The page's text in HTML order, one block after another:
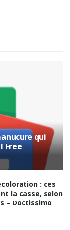
qui
Free
: ces
la casse, selon
– Doctissimo